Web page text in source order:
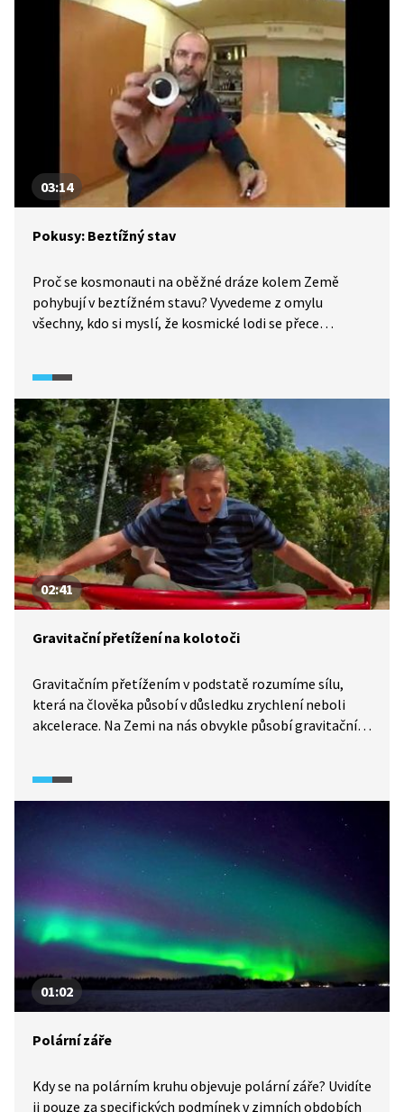
díra? Je to místo ve vesmíru, kde je gravitace tak silná,
že jí nic neunikne, ani světlo. Klíčové hranici se říká
horizont událostí a co jí překročí, se nedostane zpátky.
Singularita je místo, kde jsou gravitační síly nekonečně
03:14
Pokusy: Beztížný stav
Proč se kosmonauti na oběžné dráze kolem Země
pohybují v beztížném stavu? Vyvedeme z omylu
všechny, kdo si myslí, že kosmické lodi se přece
tady na Zemi. Třeba přímo v obývacím pokoji. Lepší je
samozřejmě vyzkoušet si beztížný stav ve speciálním
letadle. Uvidíte záběry z jeho letu. A nakonec
vysvětlíme, na jakém principu funguje gravitační prak,
tedy urychlování kosmických sond pomocí obletu
kolem planet.
02:41
Gravitační přetížení na kolotoči
Gravitačním přetížením v podstatě rozumíme sílu,
která na člověka působí v důsledku zrychlení neboli
akcelerace. Na Zemi na nás obvykle působí gravitační
ve stíhačce. Na kolotoči lze dosáhnout přetížení až 2 G.
01:02
Polární záře
Kdy se na polárním kruhu objevuje polární záře? Uvidíte
ji pouze za specifických podmínek v zimních obdobích